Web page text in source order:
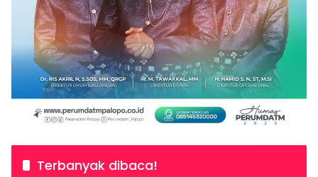
Terbanyak dibaca!